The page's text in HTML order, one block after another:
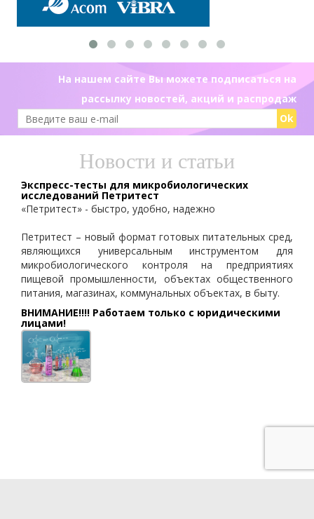
На нашем сайте Вы можете подписаться на
рассылку новостей, акций и распродаж
Ok
Новости и статьи
Экспресс-тесты для микробиологических
исследований Петритест
«Петритест» - быстро, удобно, надежно
Петритест – новый формат готовых питательных сред,
являющихся универсальным инструментом для
микробиологического контроля на предприятиях
пищевой промышленности, объектах общественного
питания, магазинах, коммунальных объектах, в быту.
ВНИМАНИЕ!!!! Работаем только с юридическими
лицами!